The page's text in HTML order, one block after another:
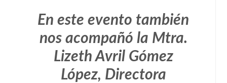
En este evento también
nos acompañó la Mtra.
Lizeth Avril Gómez
López, Directora